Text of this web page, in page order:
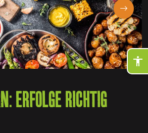
ERFOLGE RICHTIG